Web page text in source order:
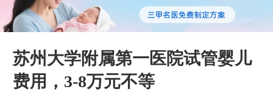
综合资讯
苏州大学附属第一医院试管婴儿
费用，3-8万元不等